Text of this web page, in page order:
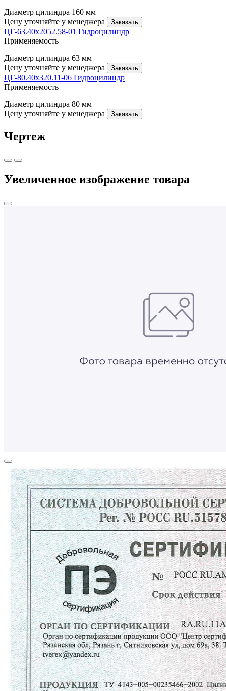
Диаметр цилиндра 160 мм
Цену уточняйте у менеджера
Заказать
ЦГ-63.40х2052.58-01 Гидроцилиндр
Применяемость
Диаметр цилиндра 63 мм
Цену уточняйте у менеджера
Заказать
ЦГ-80.40х320.11-06 Гидроцилиндр
Применяемость
Диаметр цилиндра 80 мм
Цену уточняйте у менеджера
Заказать
Чертеж
Увеличенное изображение товара